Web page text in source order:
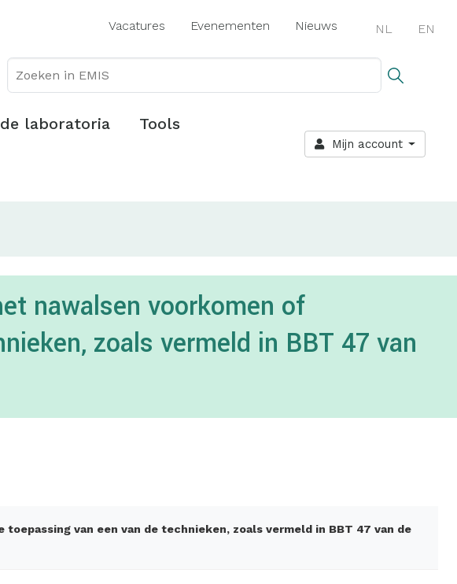
Vacatures Evenementen Nieuws NL EN
laboratoria Tools
Mijn account
nawalsen voorkomen of
zoals vermeld in BBT 47 van
van een van de technieken, zoals vermeld in BBT 47 van de